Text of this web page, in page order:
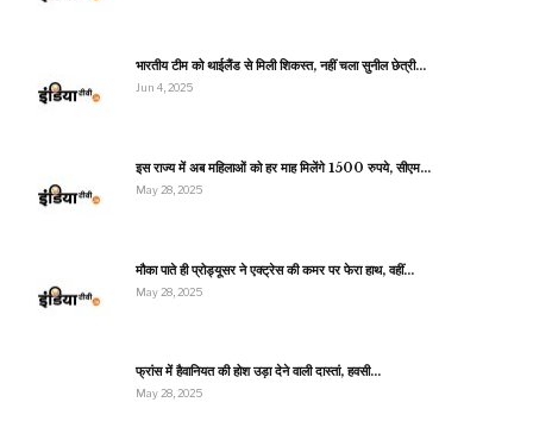
भारतीय टीम को थाईलैंड से मिली शिकस्त, नहीं चला सुनील छेत्री…
Jun 4, 2025
इस राज्य में अब महिलाओं को हर माह मिलेंगे 1500 रुपये, सीएम…
May 28, 2025
मौका पाते ही प्रोड्यूसर ने एक्ट्रेस की कमर पर फेरा हाथ, वहीं…
May 28, 2025
फ्रांस में हैवानियत की होश उड़ा देने वाली दास्तां, हवसी…
May 28, 2025